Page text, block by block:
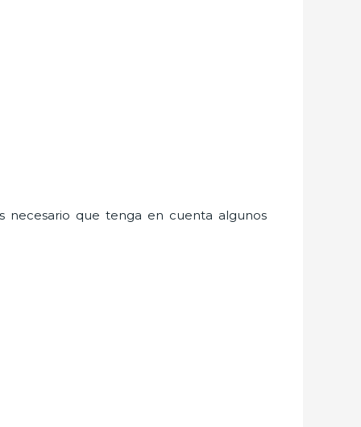
necesario que tenga en cuenta algunos